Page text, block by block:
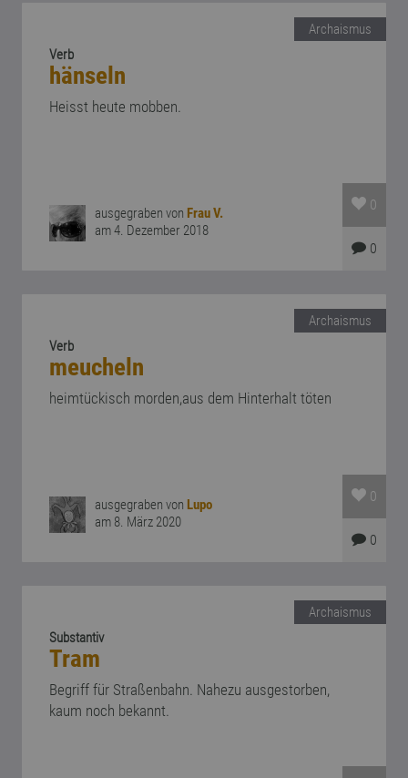
Archaismus
Verb
hänseln
Heisst heute mobben.
ausgegraben von Frau V.
am 4. Dezember 2018
0
0
Archaismus
Verb
meucheln
heimtückisch morden,aus dem Hinterhalt töten
ausgegraben von Lupo
am 8. März 2020
0
0
Archaismus
Substantiv
Tram
Begriff für Straßenbahn. Nahezu ausgestorben,
kaum noch bekannt.